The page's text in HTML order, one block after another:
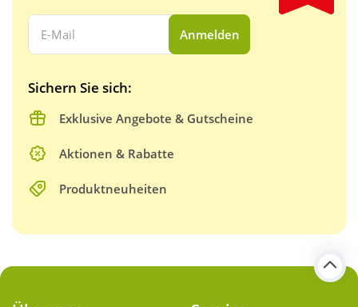
Ihre E-Mail Adresse:
Anmelden
Sichern Sie sich:
Exklusive Angebote & Gutscheine
Aktionen & Rabatte
Produktneuheiten